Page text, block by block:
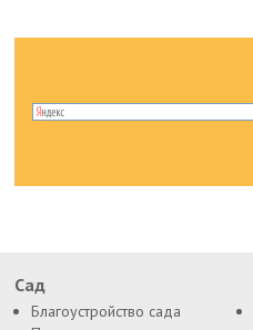
Сад
Благоустройство сада